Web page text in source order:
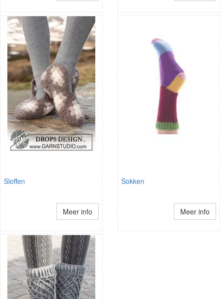
Sloffen
Meer info
Sokken
Meer info